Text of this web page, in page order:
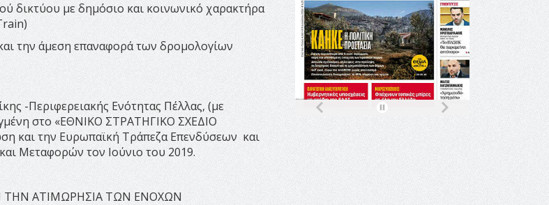
δικτύου με δημόσιο και κοινωνικό χαρακτήρα
την άμεση επαναφορά των δρομολογίων
-Περιφερειακής Ενότητας Πέλλας, (με
στο «ΕΘΝΙΚΟ ΣΤΡΑΤΗΓΙΚΟ ΣΧΕΔΙΟ
και την Ευρωπαϊκή Τράπεζα Επενδύσεων και
Μεταφορών τον Ιούνιο του 2019.
ΤΗΝ ΑΤΙΜΩΡΗΣΙΑ ΤΩΝ ΕΝΟΧΩΝ